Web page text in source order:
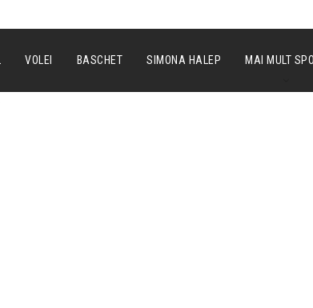
VOLEI BASCHET SIMONA HALEP MAI MULT